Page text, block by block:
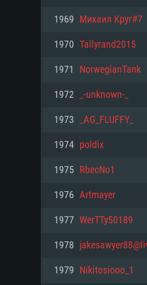
PC
최소사양
운영체제:
프로세서: 2.2 GHz
메모리: 4GB
그래픽 카드:
해상도: 720p
네트워크: 브로드밴
여유 저장 공간:
최소사양
운영체제: Mac OS
프로세서: 최소
(Mac), 혹은 이와
의 AMD/Nvidia.
네트워크: 브로드밴
여유 저장 공간:
최소사양
운영체제: 64bit
프로세서: 2.4 GHz
메모리: 4 GB
그래픽 카드:
와 동급의 성능을
지원하는 AMD (6
1969 Михаил Круг#7
1970 Tallyrand2015
1971 NorwegianTank
1972 _-unknown-_
1973 _AG_FLUFFY_
1974 poldix
1975 RbесNо1
1976 Artmayer
1977 WerTTy50189
1978
1979 Nikitosiooo_1